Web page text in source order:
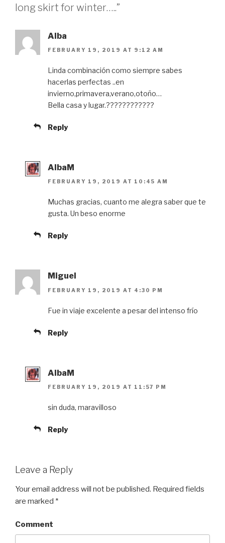
long skirt for winter…..”
Alba
FEBRUARY 19, 2019 AT 9:12 AM
Linda combinación como siempre sabes
hacerlas perfectas ..en
invierno,primavera,verano,otoño…
Bella casa y lugar.????????????
Reply
AlbaM
FEBRUARY 19, 2019 AT 10:45 AM
Muchas gracias, cuanto me alegra saber que te
gusta. Un beso enorme
Reply
Miguel
FEBRUARY 19, 2019 AT 4:30 PM
Fue in viaje excelente a pesar del intenso frío
Reply
AlbaM
FEBRUARY 19, 2019 AT 11:57 PM
sin duda, maravilloso
Reply
Leave a Reply
Your email address will not be published. Required fields
are marked *
Comment